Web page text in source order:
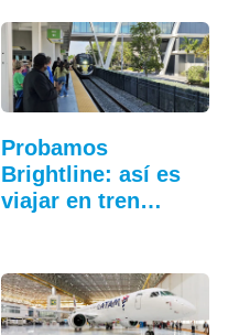
Probamos
Brightline: así es
viajar en tren